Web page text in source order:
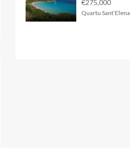
€275,000
Quartu Sant’Elena